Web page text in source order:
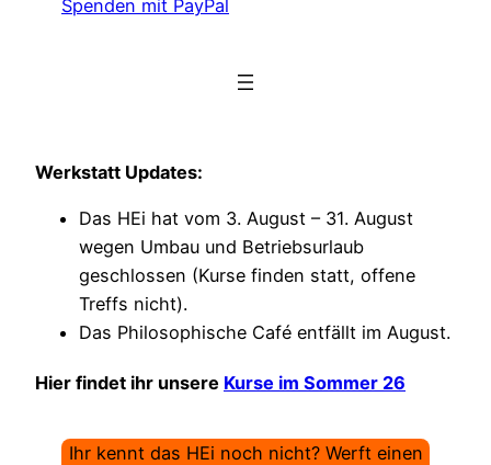
Spenden mit PayPal
Werkstatt Updates:
Das HEi hat vom 3. August – 31. August
wegen Umbau und Betriebsurlaub
geschlossen (Kurse finden statt, offene
Treffs nicht).
Das Philosophische Café entfällt im August.
Hier findet ihr unsere Kurse im Sommer 26
Ihr kennt das HEi noch nicht? Werft einen